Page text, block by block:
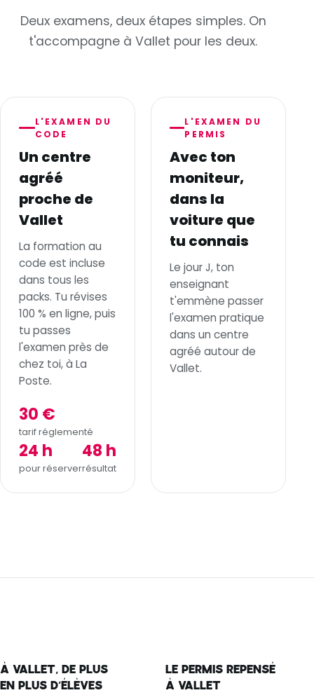
Deux examens, deux étapes simples. On
t'accompagne à Vallet pour les deux.
L'EXAMEN DU
CODE
Un centre
agréé
proche de
Vallet
La formation au
code est incluse
dans tous les
packs. Tu révises
100 % en ligne, puis
tu passes
l'examen près de
chez toi, à La
Poste.
30 €
tarif réglementé
24 h
pour réserver
48 h
résultat
L'EXAMEN DU
PERMIS
Avec ton
moniteur,
dans la
voiture que
tu connais
Le jour J, ton
enseignant
t'emmène passer
l'examen pratique
dans un centre
agréé autour de
Vallet.
À VALLET, DE PLUS
EN PLUS D’ÉLÈVES
LE PERMIS REPENSÉ
À VALLET